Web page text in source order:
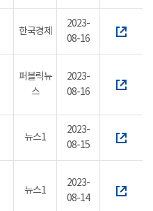
한국경제
2023-
08-16
퍼블릭뉴
스
2023-
08-16
뉴스1
2023-
08-15
뉴스1
2023-
08-14